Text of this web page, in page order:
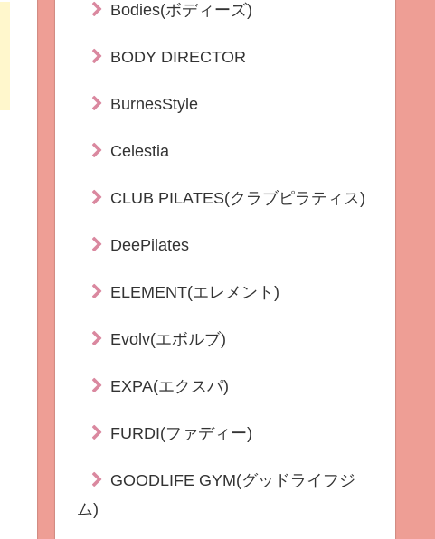
Bodies(ボディーズ)
BODY DIRECTOR
BurnesStyle
Celestia
CLUB PILATES(クラブピラティス)
DeePilates
ELEMENT(エレメント)
Evolv(エボルブ)
EXPA(エクスパ)
FURDI(ファディー)
GOODLIFE GYM(グッドライフジ
ム)